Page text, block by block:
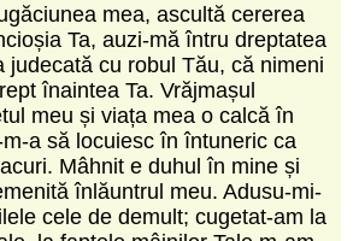
mea, ascultă cererea
Ta, auzi-mă întru dreptatea
judecată cu robul Tău, că nimeni
înaintea Ta. Vrăjmașul
meu și viața mea o calcă în
a să locuiesc în întuneric ca
Mâhnit e duhul în mine și
înlăuntrul meu. Adusu-mi-
cele de demult; cugetat-am la